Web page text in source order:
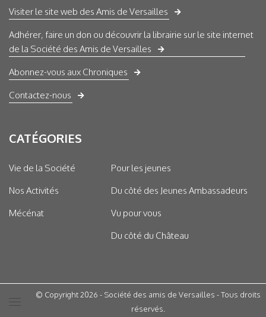
Visiter le site web des Amis de Versailles
Adhérer, faire un don ou découvrir la librairie sur le site internet
de la Société des Amis de Versailles
Abonnez-vous aux Chroniques
Contactez-nous
CATÉGORIES
Vie de la Société
Nos Activités
Mécénat
Pour les jeunes
Du côté des Jeunes Ambassadeurs
Vu pour vous
Du côté du Château
© Copyright 2026 - Société des amis de Versailles - Tous droits
réservés.